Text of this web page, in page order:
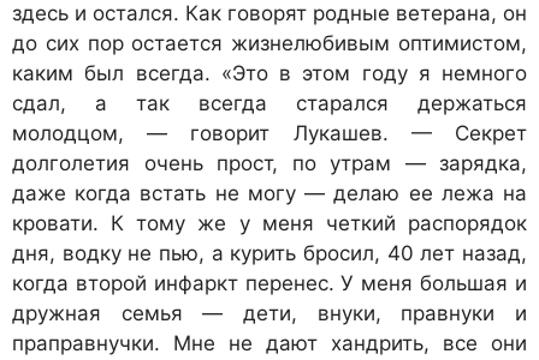
здесь и остался. Как говорят родные ветерана, он
до сих пор остается жизнелюбивым оптимистом,
каким был всегда. «Это в этом году я немного
сдал, а так всегда старался держаться
молодцом, — говорит Лукашев. — Секрет
долголетия очень прост, по утрам — зарядка,
даже когда встать не могу — делаю ее лежа на
кровати. К тому же у меня четкий распорядок
дня, водку не пью, а курить бросил, 40 лет назад,
когда второй инфаркт перенес. У меня большая и
дружная семья — дети, внуки, правнуки и
праправнучки. Мне не дают хандрить, все они